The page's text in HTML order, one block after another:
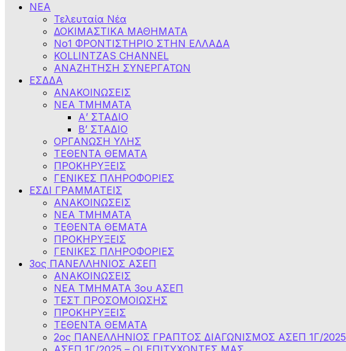
ΝΕΑ
Τελευταία Νέα
ΔΟΚΙΜΑΣΤΙΚΑ ΜΑΘΗΜΑΤΑ
Νο1 ΦΡΟΝΤΙΣΤΗΡΙΟ ΣΤΗΝ ΕΛΛΑΔΑ
KOLLINTZAS CHANNEL
ΑΝΑΖΗΤΗΣΗ ΣΥΝΕΡΓΑΤΩΝ
ΕΣΔΔΑ
ΑΝΑΚΟΙΝΩΣΕΙΣ
ΝΕΑ ΤΜΗΜΑΤΑ
Α’ ΣΤΑΔΙΟ
Β’ ΣΤΑΔΙΟ
ΟΡΓΑΝΩΣΗ ΥΛΗΣ
ΤΕΘΕΝΤΑ ΘΕΜΑΤΑ
ΠΡΟΚΗΡΥΞΕΙΣ
ΓΕΝΙΚΕΣ ΠΛΗΡΟΦΟΡΙΕΣ
ΕΣΔΙ ΓΡΑΜΜΑΤΕΙΣ
ΑΝΑΚΟΙΝΩΣΕΙΣ
ΝΕΑ ΤΜΗΜΑΤΑ
ΤΕΘΕΝΤΑ ΘΕΜΑΤΑ
ΠΡΟΚΗΡΥΞΕΙΣ
ΓΕΝΙΚΕΣ ΠΛΗΡΟΦΟΡΙΕΣ
3ος ΠΑΝΕΛΛΗΝΙΟΣ ΑΣΕΠ
ΑΝΑΚΟΙΝΩΣΕΙΣ
ΝΕΑ ΤΜΗΜΑΤΑ 3ου ΑΣΕΠ
ΤΕΣΤ ΠΡΟΣΟΜΟΙΩΣΗΣ
ΠΡΟΚΗΡΥΞΕΙΣ
ΤΕΘΕΝΤΑ ΘΕΜΑΤΑ
2ος ΠΑΝΕΛΛΗΝΙΟΣ ΓΡΑΠΤΟΣ ΔΙΑΓΩΝΙΣΜΟΣ ΑΣΕΠ 1Γ/2025